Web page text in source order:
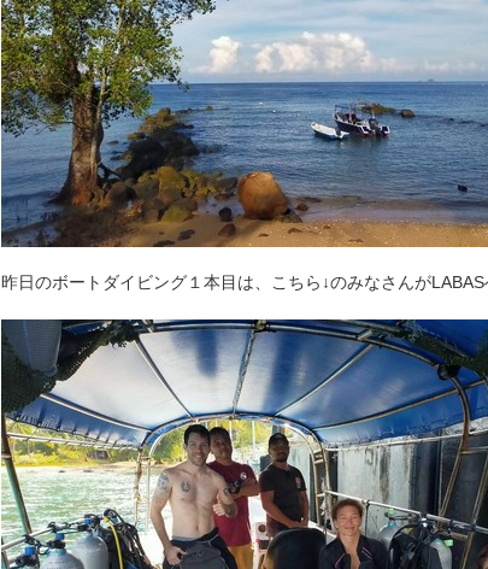
昨日のボートダイビング１本目は、こちら↓のみなさんがLABAS